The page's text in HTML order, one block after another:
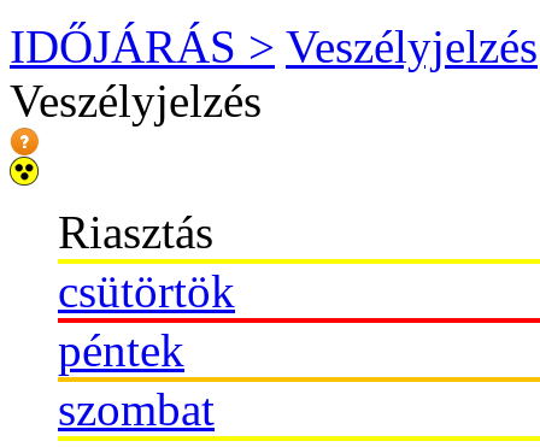
IDŐJÁRÁS > Veszélyjelzés
Veszélyjelzés
Riasztás
csütörtök
péntek
szombat